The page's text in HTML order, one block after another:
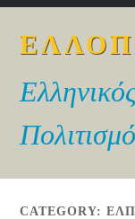
CATEGORY: